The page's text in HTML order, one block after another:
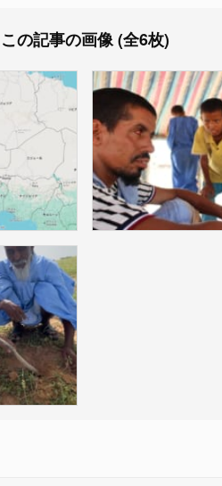
この記事の画像 (全6枚)